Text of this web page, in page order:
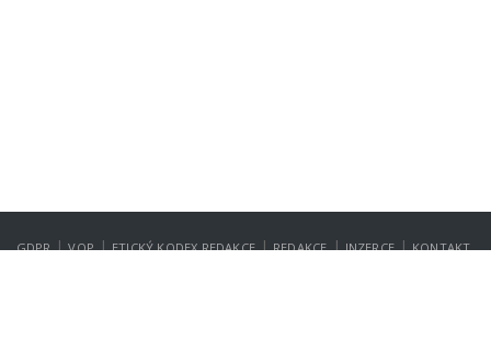
GDPR | VOP | ETICKÝ KODEX REDAKCE | REDAKCE | INZERCE | KONTAKT